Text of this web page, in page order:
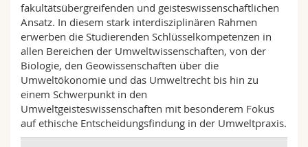
fakultätsübergreifenden und geisteswissenschaftlichen
Ansatz. In diesem stark interdisziplinären Rahmen
erwerben die Studierenden Schlüsselkompetenzen in
allen Bereichen der Umweltwissenschaften, von der
Biologie, den Geowissenschaften über die
Umweltökonomie und das Umweltrecht bis hin zu
einem Schwerpunkt in den
Umweltgeisteswissenschaften mit besonderem Fokus
auf ethische Entscheidungsfindung in der Umweltpraxis.